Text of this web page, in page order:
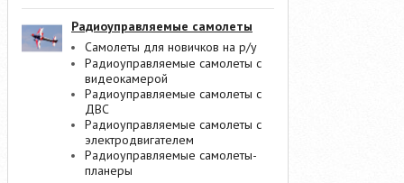
Радиоуправляемые самолеты
Самолеты для новичков на р/у
Радиоуправляемые самолеты с
видеокамерой
Радиоуправляемые самолеты с
ДВС
Радиоуправляемые самолеты с
электродвигателем
Радиоуправляемые самолеты-
планеры